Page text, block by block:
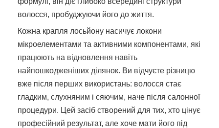
волосся, пробуджуючи його до життя.
Кожна крапля лосьйону насичує локони
мікроелементами та активними компонентами, які
працюють на відновлення навіть
найпошкодженіших ділянок. Ви відчуєте різницю
вже після перших використань: волосся стає
гладким, слухняним і сяючим, наче після салонної
процедури. Цей засіб створений для тих, хто цінує
професійний результат, але хоче мати його під